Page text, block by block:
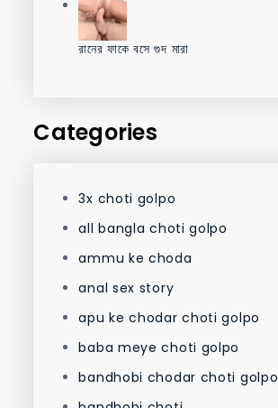
রানের ফাকে বসে গুদ মারা
Categories
3x choti golpo
all bangla choti golpo
ammu ke choda
anal sex story
apu ke chodar choti golpo
baba meye choti golpo
bandhobi chodar choti golpo